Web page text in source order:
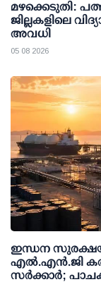
മഴക്കെടുതി:
ജില്ലകളിലെ
അവധി
05 08 2026
ഇന്ധന
എല്‍.എന്‍.ജി
സര്‍ക്കാര്‍;